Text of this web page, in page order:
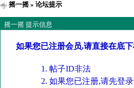
摇一摇» 论坛提示
摇一摇 提示信息
如果您已注册会员,请直接在底
帖子ID非法
如果您已注册,请先登